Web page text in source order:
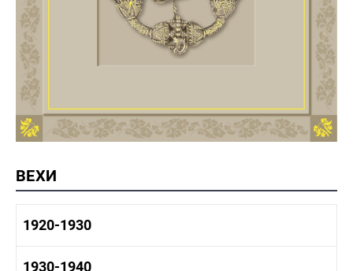
ВЕХИ
1920-1930
1920-1930 история
1930-1940